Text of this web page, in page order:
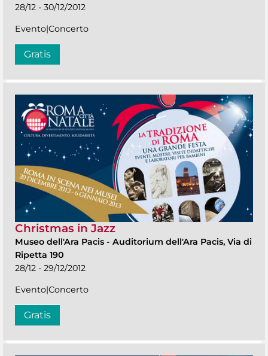
28/12 - 30/12/2012
Evento|Concerto
Gratis
Christmas in Jazz
Museo dell'Ara Pacis - Auditorium dell'Ara Pacis, Via di
Ripetta 190
28/12 - 29/12/2012
Evento|Concerto
Gratis